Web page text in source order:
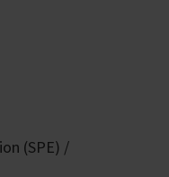
(SPE) /